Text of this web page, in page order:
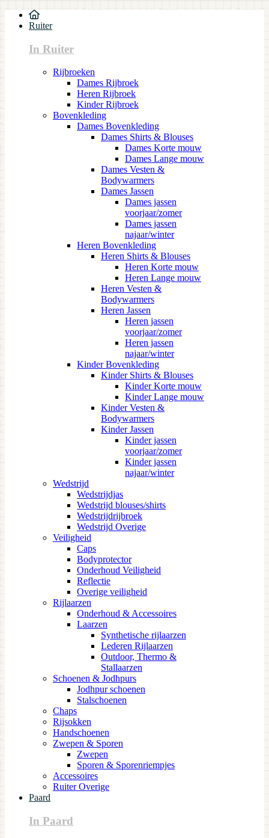
Ruiter
In Ruiter
Rijbroeken
Dames Rijbroek
Heren Rijbroek
Kinder Rijbroek
Bovenkleding
Dames Bovenkleding
Dames Shirts & Blouses
Dames Korte mouw
Dames Lange mouw
Dames Vesten &
Bodywarmers
Dames Jassen
Dames jassen
voorjaar/zomer
Dames jassen
najaar/winter
Heren Bovenkleding
Heren Shirts & Blouses
Heren Korte mouw
Heren Lange mouw
Heren Vesten &
Bodywarmers
Heren Jassen
Heren jassen
voorjaar/zomer
Heren jassen
najaar/winter
Kinder Bovenkleding
Kinder Shirts & Blouses
Kinder Korte mouw
Kinder Lange mouw
Kinder Vesten &
Bodywarmers
Kinder Jassen
Kinder jassen
voorjaar/zomer
Kinder jassen
najaar/winter
Wedstrijd
Wedstrijdjas
Wedstrijd blouses/shirts
Wedstrijdrijbroek
Wedstrijd Overige
Veiligheid
Caps
Bodyprotector
Onderhoud Veiligheid
Reflectie
Overige veiligheid
Rijlaarzen
Onderhoud & Accessoires
Laarzen
Synthetische rijlaarzen
Lederen Rijlaarzen
Outdoor, Thermo &
Stallaarzen
Schoenen & Jodhpurs
Jodhpur schoenen
Stalschoenen
Chaps
Rijsokken
Handschoenen
Zwepen & Sporen
Zwepen
Sporen & Sporenriempjes
Accessoires
Ruiter Overige
Paard
In Paard